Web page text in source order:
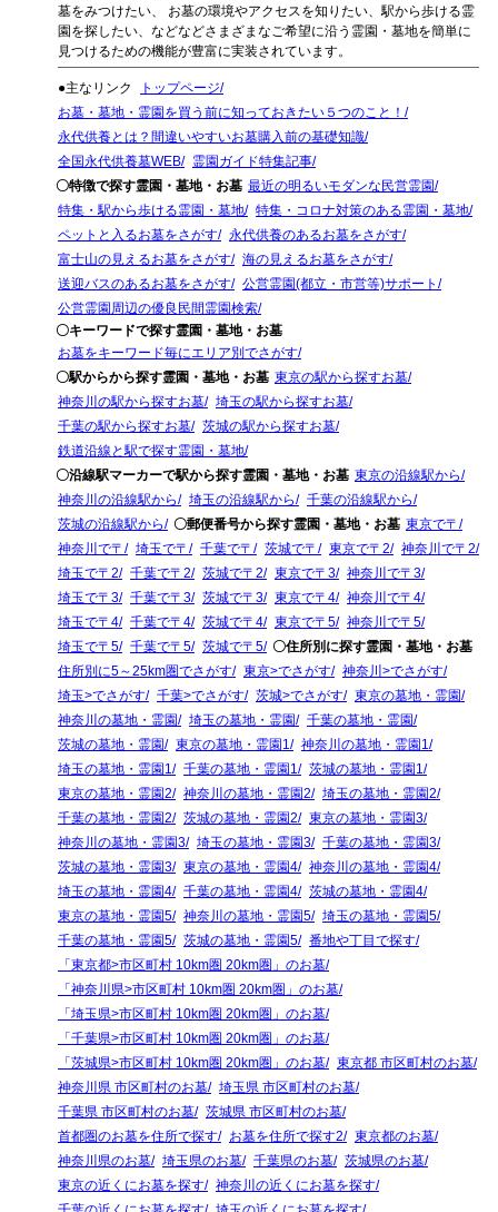
墓をみつけたい、 お墓の環境やアクセスを知りたい、駅から歩ける霊
園を探したい、などなどさまざまなご希望に沿う霊園・墓地を簡単に
見つけるための機能が豊富に実装されています。
●主なリンク
トップページ
お墓・墓地・霊園を買う前に知っておきたい５つのこと！
永代供養とは？間違いやすいお墓購入前の基礎知識
全国永代供養墓WEB
霊園ガイド特集記事
〇特徴で探す霊園・墓地・お墓 最近の明るいモダンな民営霊園
特集・駅から歩ける霊園・墓地
特集・コロナ対策のある霊園・墓地
ペットと入るお墓をさがす
永代供養のあるお墓をさがす
富士山の見えるお墓をさがす
海の見えるお墓をさがす
送迎バスのあるお墓をさがす
公営霊園(都立・市営等)サポート
公営霊園周辺の優良民間霊園検索
〇キーワードで探す霊園・墓地・お墓
お墓をキーワード毎にエリア別でさがす
〇駅からから探す霊園・墓地・お墓 東京の駅から探すお墓
神奈川の駅から探すお墓
埼玉の駅から探すお墓
千葉の駅から探すお墓
茨城の駅から探すお墓
鉄道沿線と駅で探す霊園・墓地
〇沿線駅マーカーで駅から探す霊園・墓地・お墓 東京の沿線駅から
神奈川の沿線駅から
埼玉の沿線駅から
千葉の沿線駅から
茨城の沿線駅から
〇郵便番号から探す霊園・墓地・お墓 東京で〒
神奈川で〒
埼玉で〒 千葉で〒 茨城で〒 東京で〒2
神奈川で〒2
埼玉で〒2
千葉で〒2 茨城で〒2 東京で〒3
神奈川で〒3
埼玉で〒3
千葉で〒3 茨城で〒3 東京で〒4
神奈川で〒4
埼玉で〒4
千葉で〒4 茨城で〒4 東京で〒5
神奈川で〒5
埼玉で〒5
千葉で〒5 茨城で〒5
〇住所別に探す霊園・墓地・お墓
住所別に5～25km圏でさがす
東京>でさがす
神奈川>でさがす
埼玉>でさがす
千葉>でさがす 茨城>でさがす
東京の墓地・霊園
神奈川の墓地・霊園
埼玉の墓地・霊園
千葉の墓地・霊園
茨城の墓地・霊園
東京の墓地・霊園1
神奈川の墓地・霊園1
埼玉の墓地・霊園1
千葉の墓地・霊園1
茨城の墓地・霊園1
東京の墓地・霊園2
神奈川の墓地・霊園2
埼玉の墓地・霊園2
千葉の墓地・霊園2
茨城の墓地・霊園2
東京の墓地・霊園3
神奈川の墓地・霊園3
埼玉の墓地・霊園3
千葉の墓地・霊園3
茨城の墓地・霊園3
東京の墓地・霊園4
神奈川の墓地・霊園4
埼玉の墓地・霊園4
千葉の墓地・霊園4
茨城の墓地・霊園4
東京の墓地・霊園5
神奈川の墓地・霊園5
埼玉の墓地・霊園5
千葉の墓地・霊園5
茨城の墓地・霊園5
番地や丁目で探す
「東京都>市区町村 10km圏 20km圏」のお墓
「神奈川県>市区町村 10km圏 20km圏」のお墓
「埼玉県>市区町村 10km圏 20km圏」のお墓
「千葉県>市区町村 10km圏 20km圏」のお墓
「茨城県>市区町村 10km圏 20km圏」のお墓
東京都 市区町村のお墓
神奈川県 市区町村のお墓
埼玉県 市区町村のお墓
千葉県 市区町村のお墓
茨城県 市区町村のお墓
首都圏のお墓を住所で探す
お墓を住所で探す2
東京都のお墓
神奈川県のお墓
埼玉県のお墓 千葉県のお墓
茨城県のお墓
東京の近くにお墓を探す
神奈川の近くにお墓を探す